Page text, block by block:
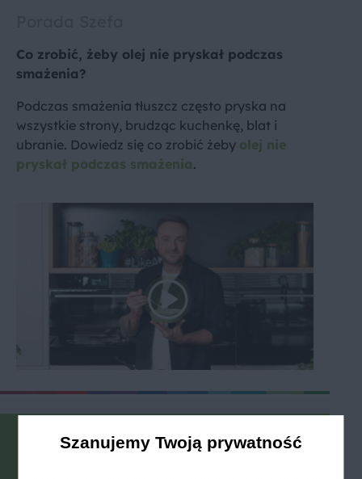
Co zrobić, żeby olej nie pryskał podczas
smażenia?
Podczas smażenia tłuszcz często pryska na
wszystkie strony, brudząc kuchenkę, blat i
ubranie. Dowiedz się co zrobić żeby olej nie
pryskał podczas smażenia.
Gotowe? Pochwal się efektem.
Szanujemy Twoją prywatność